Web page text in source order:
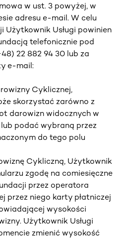
w ust. 3 powyżej, w
adresu e-mail. W celu
Użytkownik Usługi powinien
telefonicznie pod
22 882 94 30 lub za
e-mail:
Cyklicznej,
skorzystać zarówno z
darowizn widocznych w
podać wybraną przez
do tego polu
Cykliczną, Użytkownik
zgodę na comiesięczne
przez operatora
przez niego karty płatniczej
wysokości
Użytkownik Usługi
zmienić wysokość